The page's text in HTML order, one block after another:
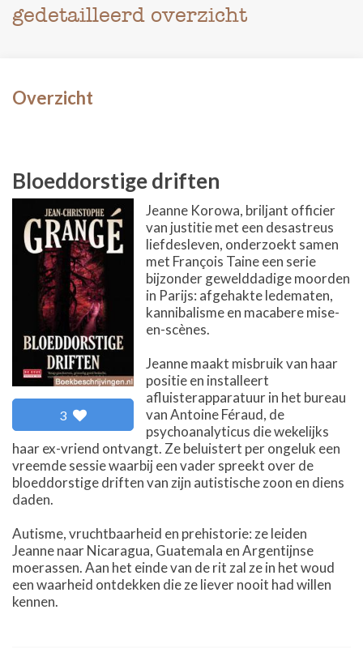
gedetailleerd overzicht
Overzicht
Bloeddorstige driften
3
Jeanne Korowa, briljant officier
van justitie met een desastreus
liefdesleven, onderzoekt samen
met François Taine een serie
bijzonder gewelddadige moorden
in Parijs: afgehakte ledematen,
kannibalisme en macabere mise-
en-scènes.
Jeanne maakt misbruik van haar
positie en installeert
afluisterapparatuur in het bureau
van Antoine Féraud, de
psychoanalyticus die wekelijks
haar ex-vriend ontvangt. Ze beluistert per ongeluk een
vreemde sessie waarbij een vader spreekt over de
bloeddorstige driften van zijn autistische zoon en diens
daden.
Autisme, vruchtbaarheid en prehistorie: ze leiden
Jeanne naar Nicaragua, Guatemala en Argentijnse
moerassen. Aan het einde van de rit zal ze in het woud
een waarheid ontdekken die ze liever nooit had willen
kennen.